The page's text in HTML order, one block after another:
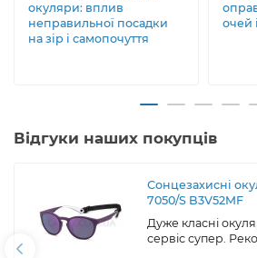
окуляри: вплив
неправильної посадки
на зір і самопочуття
очей
Відгуки наших покупців
Сонцезахисні
7050/S B3V52MF
Дуже класні
сервіс супер.